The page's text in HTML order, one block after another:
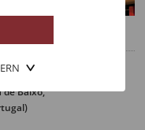
de Baixo,